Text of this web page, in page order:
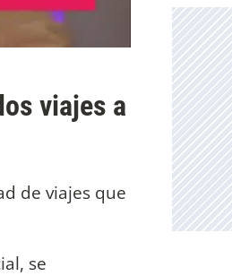
viajes a
de viajes que
se